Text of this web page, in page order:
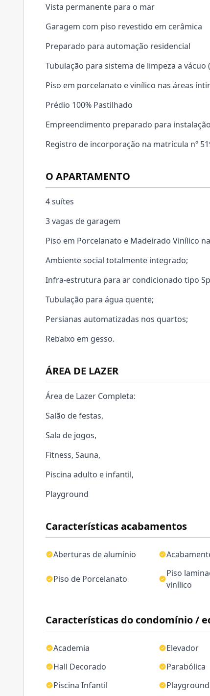
Características acabamentos
Aberturas de alumínio
Piso de Porcelanato
Piso
vinílico
Características do condomínio /
Academia Elevador
Hall Decorado
Parabólica
Piscina Infantil
Playground
Vista permanente para o mar
Garagem com piso revestido em cerâmica
Preparado para automação residencial
Tubulação para sistema de limpeza a
Piso em porcelanato e vinílico nas áreas
Prédio 100% Pastilhado
Empreendimento preparado para
Registro de incorporação na matrícula nº
O APARTAMENTO
4 suítes
3 vagas de garagem
Piso em Porcelanato e Madeirado Vinílico
Ambiente social totalmente integrado;
Infra-estrutura para ar condicionado tipo
Tubulação para água quente;
Persianas automatizadas nos quartos;
Rebaixo em gesso.
ÁREA DE LAZER
Área de Lazer Completa:
Salão de festas,
Sala de jogos,
Fitness, Sauna,
Piscina adulto e infantil,
Playground